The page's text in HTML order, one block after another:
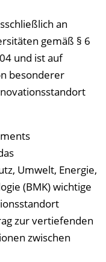
z
c
e
i
b
an
gemäß § 6
und ist auf
besonderer
Umwelt, Energie,
(BMK) wichtige
zur vertiefenden
zwischen